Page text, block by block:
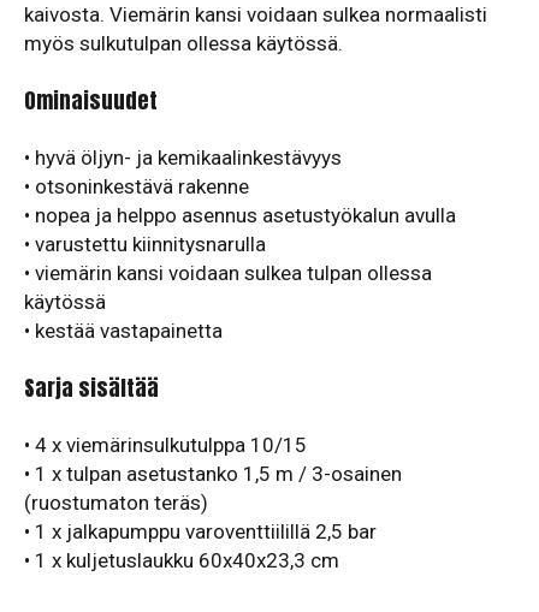
kaivosta. Viemärin kansi voidaan sulkea normaalisti
myös sulkutulpan ollessa käytössä.
Ominaisuudet
• hyvä öljyn- ja kemikaalinkestävyys
• otsoninkestävä rakenne
• nopea ja helppo asennus asetustyökalun avulla
• varustettu kiinnitysnarulla
• viemärin kansi voidaan sulkea tulpan ollessa
käytössä
• kestää vastapainetta
Sarja sisältää
• 4 x viemärinsulkutulppa 10/15
• 1 x tulpan asetustanko 1,5 m / 3-osainen
(ruostumaton teräs)
• 1 x jalkapumppu varoventtiilillä 2,5 bar
• 1 x kuljetuslaukku 60x40x23,3 cm